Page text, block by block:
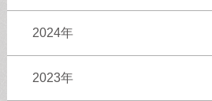
2024年
2023年